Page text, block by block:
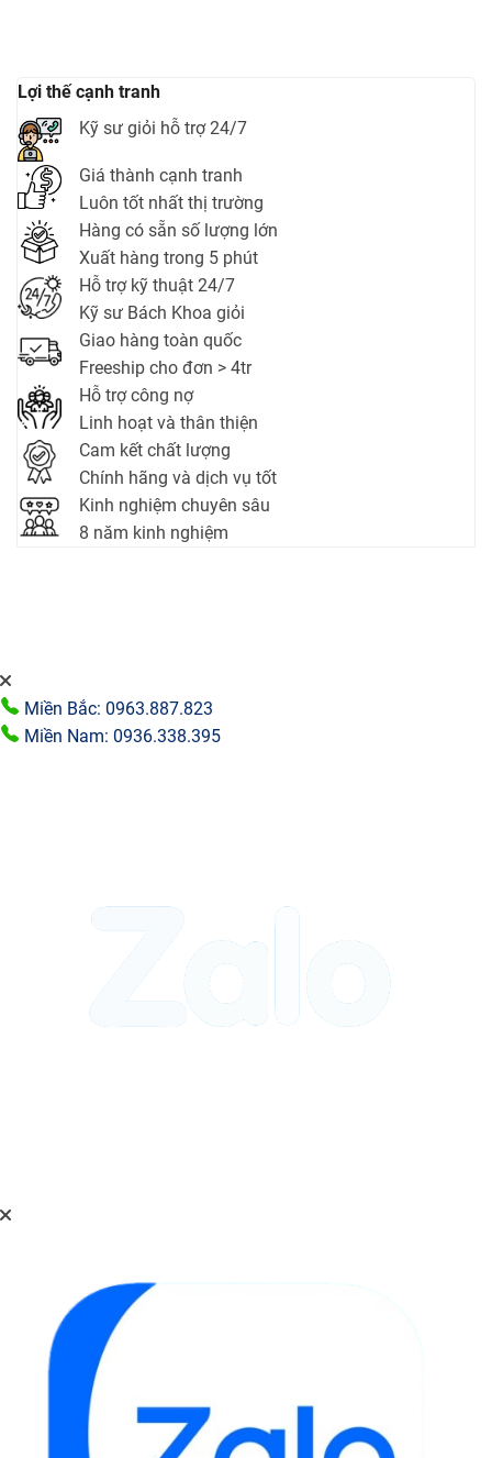
Lợi thế cạnh tranh
Kỹ sư giỏi hỗ trợ 24/7
Giá thành cạnh tranh
Luôn tốt nhất thị trường
Hàng có sẵn số lượng lớn
Xuất hàng trong 5 phút
Hỗ trợ kỹ thuật 24/7
Kỹ sư Bách Khoa giỏi
Giao hàng toàn quốc
Freeship cho đơn > 4tr
Hỗ trợ công nợ
Linh hoạt và thân thiện
Cam kết chất lượng
Chính hãng và dịch vụ tốt
Kinh nghiệm chuyên sâu
8 năm kinh nghiệm
Miền Bắc: 0963.887.823
Miền Nam: 0936.338.395